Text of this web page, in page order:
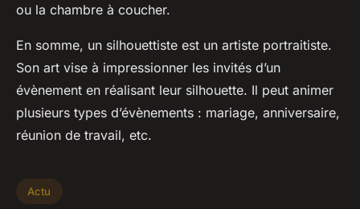
ou la chambre à coucher.
En somme, un silhouettiste est un artiste portraitiste.
Son art vise à impressionner les invités d’un
évènement en réalisant leur silhouette. Il peut animer
plusieurs types d’évènements : mariage, anniversaire,
réunion de travail, etc.
Actu